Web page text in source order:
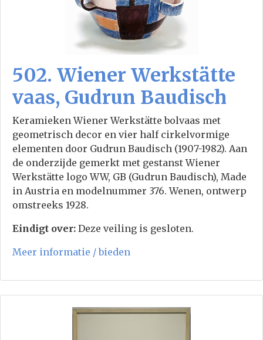
502. Wiener Werkstätte
vaas, Gudrun Baudisch
Keramieken Wiener Werkstätte bolvaas met
geometrisch decor en vier half cirkelvormige
elementen door Gudrun Baudisch (1907-1982). Aan
de onderzijde gemerkt met gestanst Wiener
Werkstätte logo WW, GB (Gudrun Baudisch), Made
in Austria en modelnummer 376. Wenen, ontwerp
omstreeks 1928.
Eindigt over: Deze veiling is gesloten.
Meer informatie / bieden